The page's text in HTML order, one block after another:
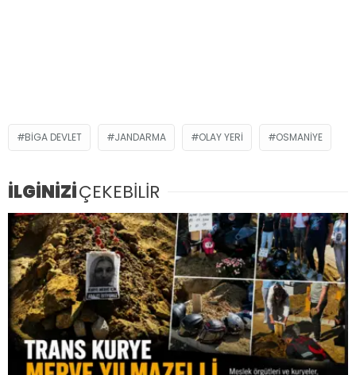
BIGA DEVLET JANDARMA OLAY YERI OSMANIYE
İLGİNİZİÇEKEBİLİR